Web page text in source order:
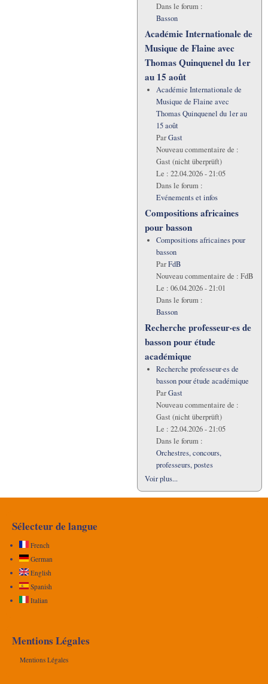
Dans le forum :
Basson
Académie Internationale de
Musique de Flaine avec
Thomas Quinquenel du 1er
au 15 août
Académie Internationale de
Musique de Flaine avec
Thomas Quinquenel du 1er au
15 août
ParGast
Nouveau commentaire de :
Gast (nicht überprüft)
Le : 22.04.2026 - 21:05
Dans le forum :
Evénements et infos
Compositions africaines
pour basson
Compositions africaines pour
basson
ParFdB
Nouveau commentaire de : FdB
Le : 06.04.2026 - 21:01
Dans le forum :
Basson
Recherche professeur·es de
basson pour étude
académique
Recherche professeur·es de
basson pour étude académique
ParGast
Nouveau commentaire de :
Gast (nicht überprüft)
Le : 22.04.2026 - 21:05
Dans le forum :
Orchestres, concours,
professeurs, postes
Voir plus...
Sélecteur de langue
French
German
English
Spanish
Italian
Mentions Légales
Mentions Légales